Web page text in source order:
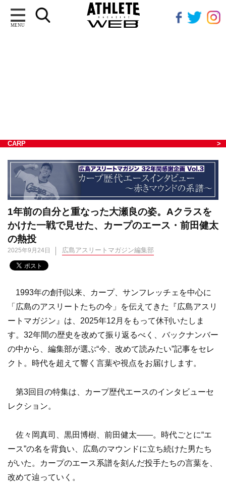
MENU
CARP
1年前の自分と重なった大瀬良の姿。Aクラスを
かけた一戦で見せた、カープのエース・前田健太
の熱投
2025年9月24日 広島アスリートマガジン編集部
1993年の創刊以来、カープ、サンフレッチェを中心に
「広島のアスリートたちの今」を伝えてきた『広島アスリ
ートマガジン』は、2025年12月をもって休刊いたしま
す。32年間の歴史を改めて振り返るべく、バックナンバー
の中から、編集部が選ぶ“今、改めて読みたい”記事をセレ
クト。時代を超えて響く言葉や視点をお届けします。
第3回目の特集は、カープ歴代エースのインタビューセ
レクション。
佐々岡真司、黒田博樹、前田健太——。時代ごとに“エ
ース”の名を背負い、広島のマウンドに立ち続けた男たち
がいた。カープのエース系譜を刻んだ投手たちの言葉を、
改めて辿っていく。